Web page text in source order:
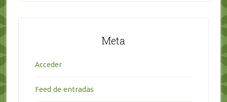
Meta
Acceder
Feed de entradas